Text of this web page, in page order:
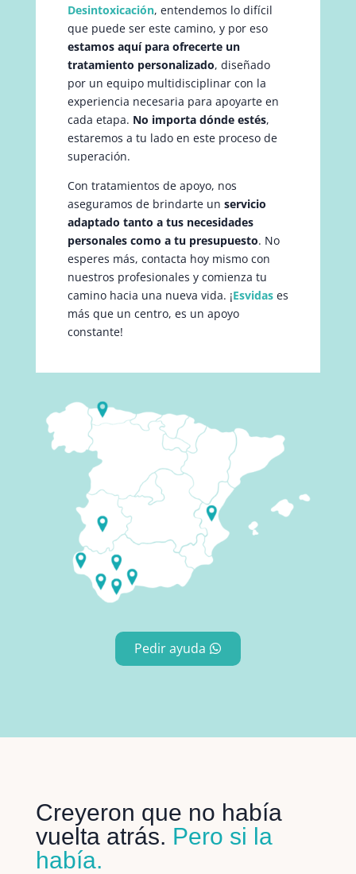
Desintoxicación, entendemos lo difícil
que puede ser este camino, y por eso
estamos aquí para ofrecerte un
tratamiento personalizado, diseñado
por un equipo multidisciplinar con la
experiencia necesaria para apoyarte en
cada etapa. No importa dónde estés,
estaremos a tu lado en este proceso de
superación.
Con tratamientos de apoyo, nos
aseguramos de brindarte un servicio
adaptado tanto a tus necesidades
personales como a tu presupuesto. No
esperes más, contacta hoy mismo con
nuestros profesionales y comienza tu
camino hacia una nueva vida. ¡Esvidas es
más que un centro, es un apoyo
constante!
Pedir ayuda
Creyeron que no había
vuelta atrás. Pero si la
había.